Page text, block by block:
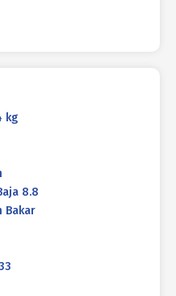
kg
8.8
Bakar